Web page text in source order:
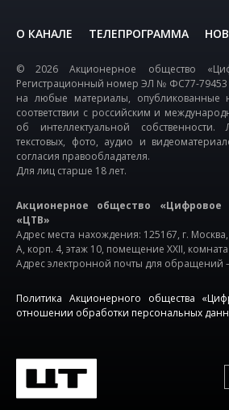
О КАНАЛЕ ТЕЛЕПРОГРАММА
© 2026 Акционерное общество
Регистрационный номер ЭЛ № ФС77-79453
на любые материалы,
соответствии с российским и
об интеллектуальной собственности.
текстовых, фото, аудио и
согласия правообладателя.
Для лиц старше 18 лет.
Акционерное общество
«ЦТВ»
Адрес места нахождения: 125167, г.
А, корп. 4, этаж 10, помещение XXII, комната
Адрес электронной почты для обращений
Политика Акционерного общества
отношении обработки персональных